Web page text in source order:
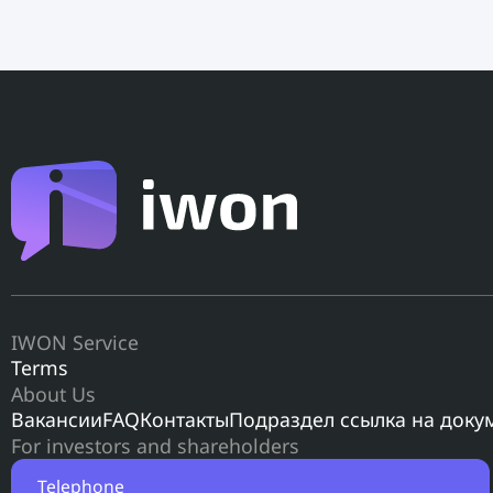
IWON Service
Terms
About Us
ВакансииFAQКонтактыПодраздел ссылка на
For investors and shareholders
Telephone